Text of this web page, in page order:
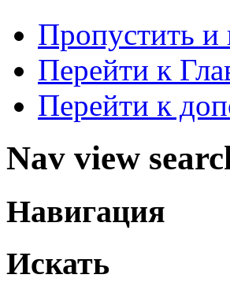
Пропустить и
Перейти к
Перейти к
Nav view
Навигация
Искать